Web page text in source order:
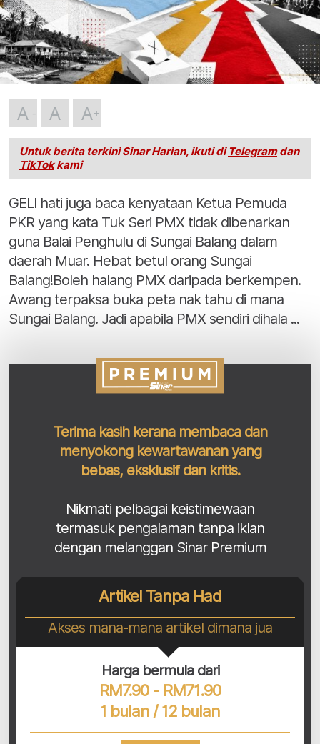
A A A
Untuk berita terkini Sinar Harian, ikuti di Telegramdan
TikTokkami
GELI hati juga baca kenyataan Ketua Pemuda
PKR yang kata Tuk Seri PMX tidak dibenarkan
guna Balai Penghulu di Sungai Balang dalam
daerah Muar. Hebat betul orang Sungai
Balang!Boleh halang PMX daripada berkempen.
Awang terpaksa buka peta nak tahu di mana
Sungai Balang. Jadi apabila PMX sendiri dihala ...
Terima kasih kerana membaca dan
menyokong kewartawanan yang
bebas, eksklusif dan kritis.
Nikmati pelbagai keistimewaan
termasuk pengalaman tanpa iklan
dengan melanggan Sinar Premium
Artikel Tanpa Had
Akses mana-mana artikel dimana jua
Harga bermula dari
RM7.90 - RM71.90
1 bulan / 12 bulan